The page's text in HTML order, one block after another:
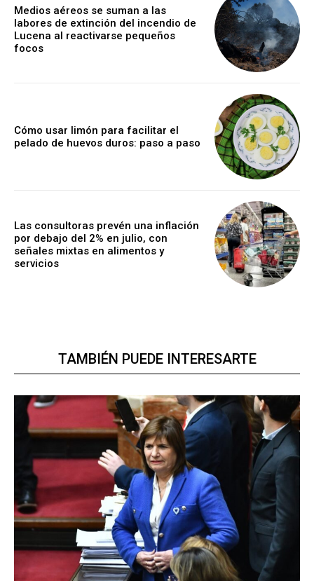
Medios aéreos se suman a las
labores de extinción del incendio de
Lucena al reactivarse pequeños
focos
Cómo usar limón para facilitar el
pelado de huevos duros: paso a paso
Las consultoras prevén una inflación
por debajo del 2% en julio, con
señales mixtas en alimentos y
servicios
TAMBIÉN PUEDE INTERESARTE